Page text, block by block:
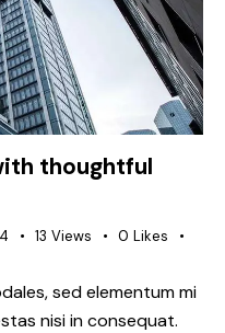
thoughtful
13 Views 0 Likes
sed elementum mi
nisi in consequat.